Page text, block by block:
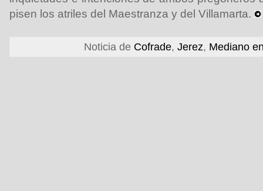
pisen los atriles del Maestranza y del Villamarta.
Noticia de Cofrade, Jerez, Mediano